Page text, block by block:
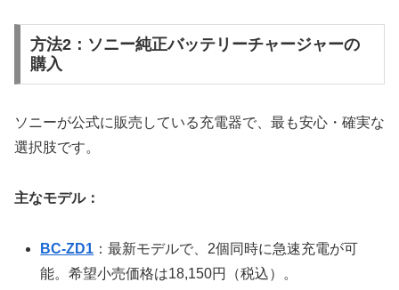
方法2：ソニー純正バッテリーチャージャーの
購入
ソニーが公式に販売している充電器で、最も安心・確実な
選択肢です。
主なモデル：
BC-ZD1 ：最新モデルで、2個同時に急速充電が可
能。希望小売価格は18,150円（税込）。